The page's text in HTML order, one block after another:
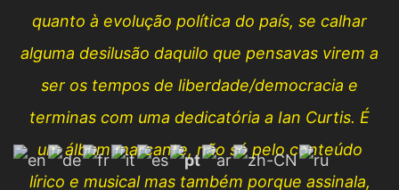
quanto à evolução política do país, se calhar
alguma desilusão daquilo que pensavas virem a
ser os tempos de liberdade/democracia e
terminas com uma dedicatória a Ian Curtis. É
um álbum marcante, não só pelo conteúdo
lírico e musical mas também porque assinala,